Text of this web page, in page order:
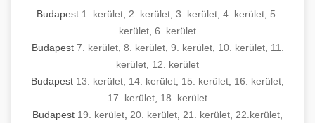
Budapest 1. kerület 2. kerület 3. kerület 4. kerület 5.
kerület 6. kerület
Budapest 7. kerület, 8. kerület, 9. kerület, 10. kerület, 11.
kerület 12. kerület
Budapest 13. kerület 14. kerület 15. kerület 16. kerület
17. kerület 18. kerület
Budapest 19. kerület 20. kerület 21. kerület 22.kerület